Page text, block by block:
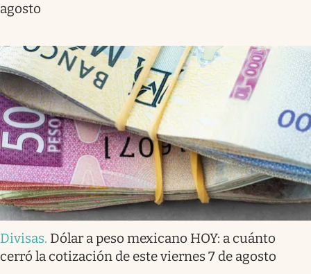
agosto
Divisas. Dólar a peso mexicano HOY: a cuánto
cerró la cotización de este viernes 7 de agosto